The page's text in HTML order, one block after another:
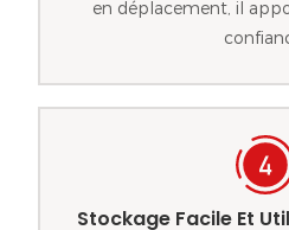
en déplacement, il
Stockage Facile Et